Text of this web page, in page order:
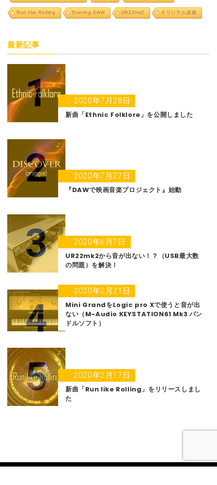
Run like Rolling Starting DAW UR22mk2 オリジナル楽曲
最新記事
1
2020年7月28日
新曲「Ethnic Folklore」を公開しました
2
2020年7月27日
『DAWで映画音楽プロジェクト』始動
3
2020年6月7日
UR22mk2から音が出ない！？（USB最大数
の問題）を解決！
4
2020年2月21日
Mini GrandをLogic pro Xで使うと音が出
ない（M-Audio KEYSTATION61 Mk3 バン
ドルソフト）
5
2020年2月17日
新曲「Run like Rolling」をリリースしまし
た